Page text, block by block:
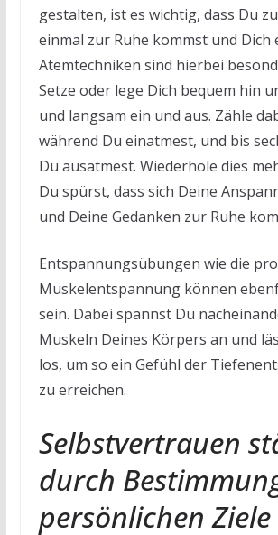
gestalten, ist es wichtig, dass Du
einmal zur Ruhe kommst und Dich
Atemtechniken sind hierbei
Setze oder lege Dich bequem hin
und langsam ein und aus. Zähle
während Du einatmest, und bis
Du ausatmest. Wiederhole dies
Du spürst, dass sich Deine
und Deine Gedanken zur Ruhe
Entspannungsübungen wie die
Muskelentspannung können
sein. Dabei spannst Du
Muskeln Deines Körpers an und
los, um so ein Gefühl der
zu erreichen.
Selbstvertrauen
durch
persönlichen